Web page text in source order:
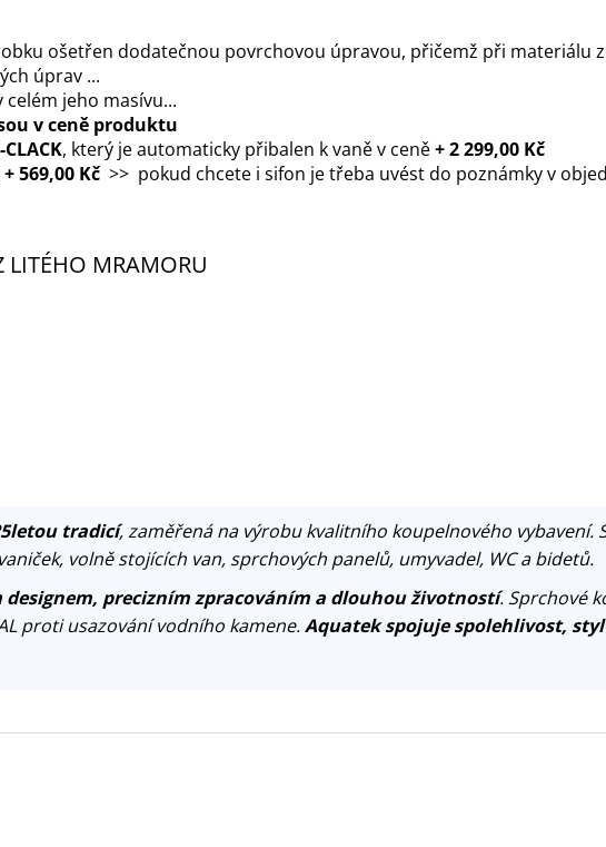
ošetřen dodatečnou povrchovou úpravou, přičemž při materiálu
úprav ...
jeho masívu...
v ceně produktu
, který je automaticky přibalen k vaně v ceně+ 2 299,00 Kč
+ 569,00 Kč >> pokud chcete i sifon je třeba uvést do poznámky v
LITÉHO MRAMORU
tradicí, zaměřená na výrobu kvalitního koupelnového vybavení.
volně stojících van, sprchových panelů, umyvadel, WC a bidetů.
precizním zpracováním a dlouhou životností. Sprchové
proti usazování vodního kamene.Aquatek spojuje spolehlivost,